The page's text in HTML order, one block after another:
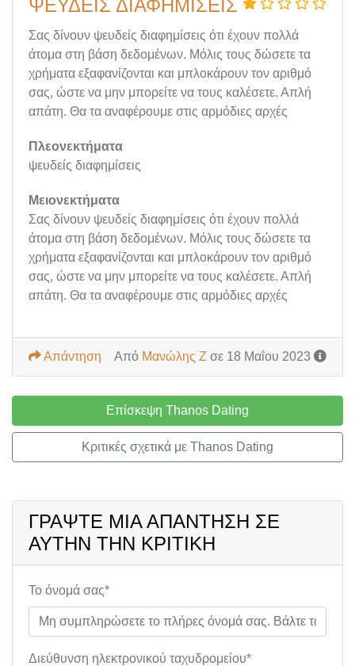
ΨΕΥΔΕΊΣ ΔΙΑΦΗΜΊΣΕΙΣ
Σας δίνουν ψευδείς διαφημίσεις ότι έχουν πολλά
άτομα στη βάση δεδομένων. Μόλις τους δώσετε τα
χρήματα εξαφανίζονται και μπλοκάρουν τον αριθμό
σας, ώστε να μην μπορείτε να τους καλέσετε. Απλή
απάτη. Θα τα αναφέρουμε στις αρμόδιες αρχές
Πλεονεκτήματα
ψευδείς διαφημίσεις
Μειονεκτήματα
Σας δίνουν ψευδείς διαφημίσεις ότι έχουν πολλά
άτομα στη βάση δεδομένων. Μόλις τους δώσετε τα
χρήματα εξαφανίζονται και μπλοκάρουν τον αριθμό
σας, ώστε να μην μπορείτε να τους καλέσετε. Απλή
απάτη. Θα τα αναφέρουμε στις αρμόδιες αρχές
Από Μανώλης Ζ σε 18 Μαΐου 2023
Απάντηση
Επίσκεψη Thanos Dating
Κριτικές σχετικά με Thanos Dating
ΓΡΆΨΤΕ ΜΙΑ ΑΠΆΝΤΗΣΗ ΣΕ
ΑΥΤΉΝ ΤΗΝ ΚΡΙΤΙΚΉ
Το όνομά σας*
Διεύθυνση ηλεκτρονικού ταχυδρομείου*